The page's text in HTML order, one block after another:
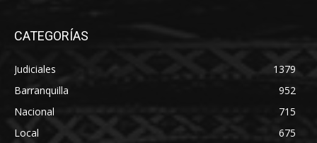
CATEGORÍAS
Judiciales
1379
Barranquilla
952
Nacional
715
Local
675